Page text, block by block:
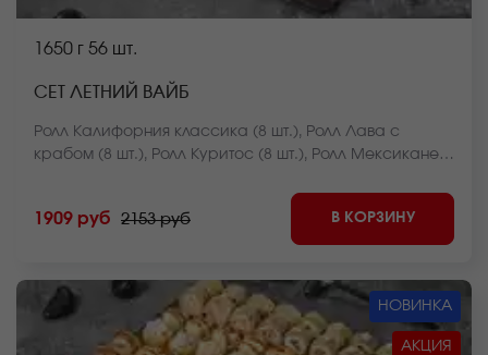
1650 г 56 шт.
СЕТ ЛЕТНИЙ ВАЙБ
Ролл Калифорния классика (8 шт.), Ролл Лава с
крабом (8 шт.), Ролл Куритос (8 шт.), Ролл Мексиканец
Чесночный цезарь ролл (8 шт.), Ролл Оливье темпура
(8 шт.) *Внешний вид блюда может отличаться от фото
1909 руб 2153 руб В КОРЗИНУ
НОВИНКА
АКЦИЯ